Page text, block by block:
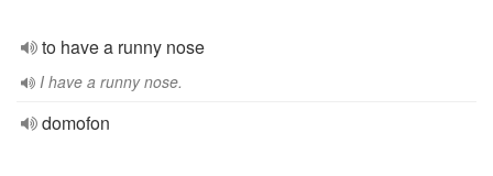
to have a runny nose
I have a runny nose.
domofon